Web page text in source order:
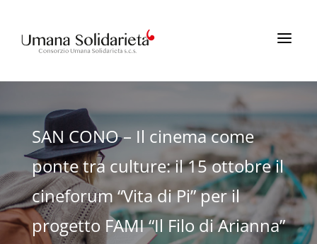
a
SAN CONO – Il cinema come
ponte tra culture: il 15 ottobre il
cineforum “Vita di Pi” per il
progetto FAMI “Il Filo di Arianna”